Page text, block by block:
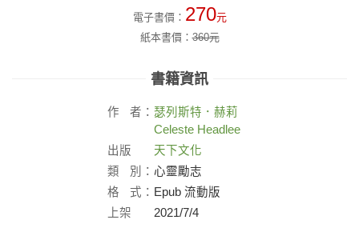
電子書價： 270元
紙本書價：360元
書籍資訊
作 者： 瑟列斯特．赫莉
Celeste Headlee
出版
社：
天下文化
類
別： 心靈勵志
格
式： Epub 流動版
上架
2021/7/4